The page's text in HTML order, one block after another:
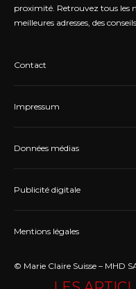
proximité. Retrouvez tous les
meilleures adresses, des
Contact
Impressum
Données médias
Publicité digitale
Mentions légales
© Marie Claire Suisse – MHD